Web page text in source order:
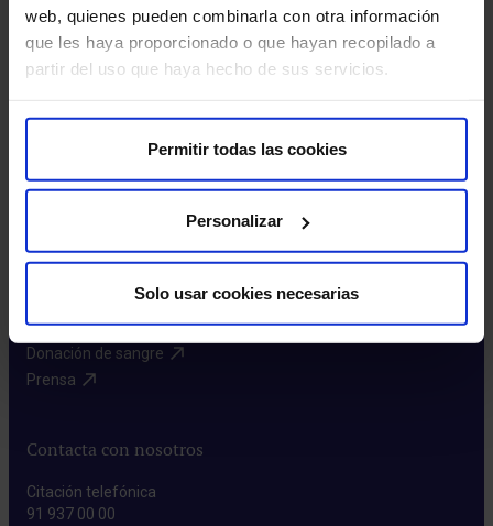
web, quienes pueden combinarla con otra información
que les haya proporcionado o que hayan recopilado a
partir del uso que haya hecho de sus servicios.
Permitir todas las cookies
Personalizar
Solo usar cookies necesarias
Fundación HM​
Centro Universitario CUHMED​
Instituto HM Hospitales​
HM CINAC​
Enlaces de interés
Aseguradoras y mutuas​
Preguntas frecuentes​
Donación de sangre​
Prensa​
Contacta con nosotros
Citación telefónica
91 937 00 00